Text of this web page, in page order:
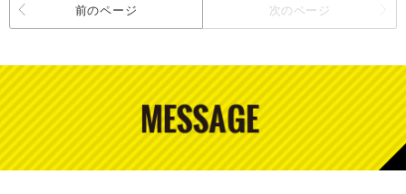
前のページ 次のページ